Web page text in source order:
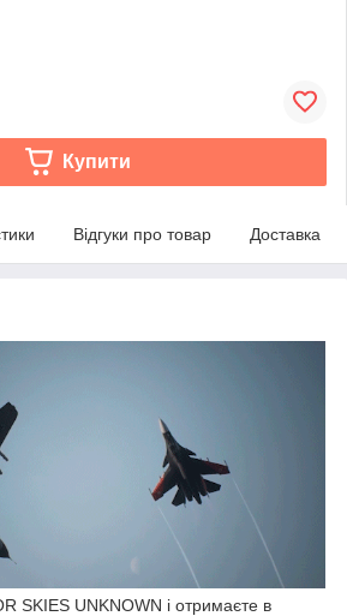
Купити
Відгуки про товар Доставка
SKIES UNKNOWN і отримаєте в